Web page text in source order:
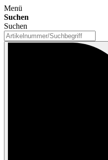
Menü
Suchen
Suchen